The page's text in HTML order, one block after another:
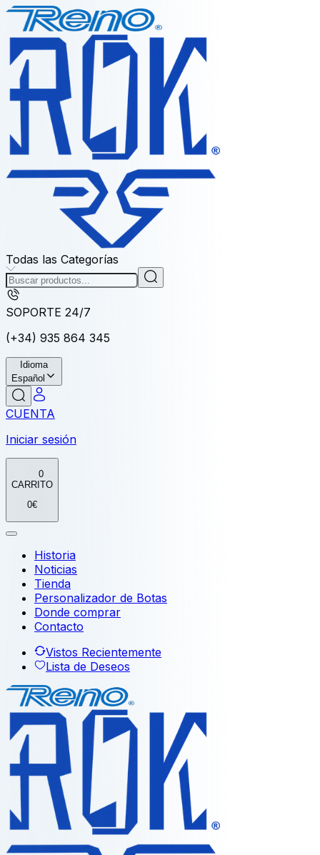
Todas las Categorías
SOPORTE 24/7
(+34) 935 864 345
Idioma
Español
CUENTA
Iniciar sesión
0
CARRITO
0€
Historia
Noticias
Tienda
Personalizador de Botas
Donde comprar
Contacto
Vistos Recientemente
Lista de Deseos